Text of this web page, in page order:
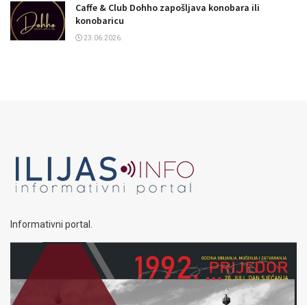
Caffe & Club Dohho zapošljava konobara ili
konobaricu
23.06.2026.
Informativni portal.